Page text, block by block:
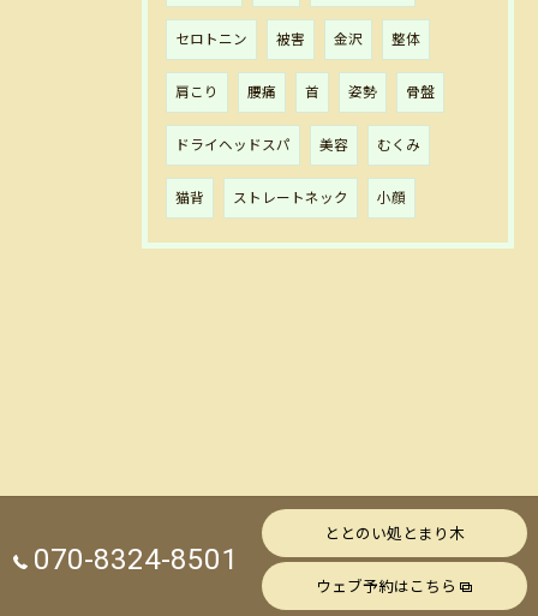
セロトニン 被害 金沢 整体
肩こり 腰痛 首 姿勢 骨盤
ドライヘッドスパ 美容 むくみ
猫背 ストレートネック 小顔
070-8324-8501
ととのい処とまり木
ウェブ予約はこちら